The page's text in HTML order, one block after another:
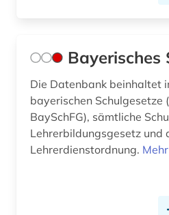
jugend (2)
jugendarbeit (1)
jugendbuch (1)
jugendforschung (1)
Bayerisches
Die Datenbank beinhaltet
bayerischen Schulgesetze
BaySchFG), sämtliche
Lehrerbildungsgesetz und
Lehrerdienstordnung.